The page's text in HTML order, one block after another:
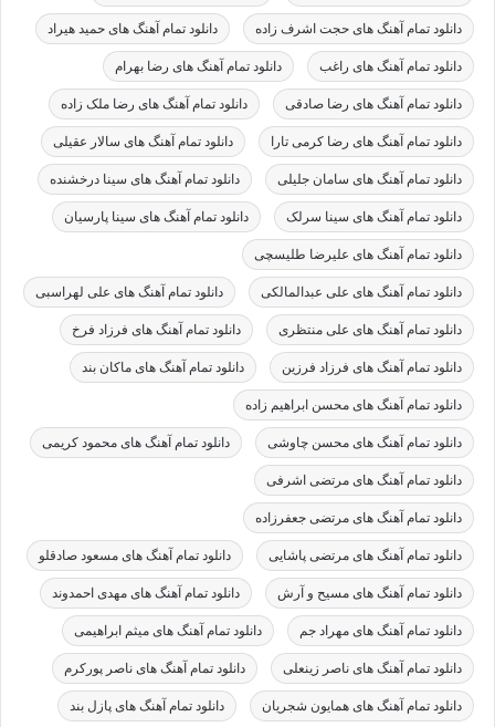
دانلود تمام آهنگ های حجت اشرف زاده دانلود تمام آهنگ های حمید هیراد
دانلود تمام آهنگ های راغب دانلود تمام آهنگ های رضا بهرام
دانلود تمام آهنگ های رضا صادقی دانلود تمام آهنگ های رضا ملک زاده
دانلود تمام آهنگ های رضا کرمی تارا دانلود تمام آهنگ های سالار عقیلی
دانلود تمام آهنگ های سامان جلیلی دانلود تمام آهنگ های سینا درخشنده
دانلود تمام آهنگ های سینا سرلک دانلود تمام آهنگ های سینا پارسیان
دانلود تمام آهنگ های علیرضا طلیسچی
دانلود تمام آهنگ های علی عبدالمالکی دانلود تمام آهنگ های علی لهراسبی
دانلود تمام آهنگ های علی منتظری دانلود تمام آهنگ های فرزاد فرخ
دانلود تمام آهنگ های فرزاد فرزین دانلود تمام آهنگ های ماکان بند
دانلود تمام آهنگ های محسن ابراهیم زاده
دانلود تمام آهنگ های محسن چاوشی دانلود تمام آهنگ های محمود کریمی
دانلود تمام آهنگ های مرتضی اشرفی
دانلود تمام آهنگ های مرتضی جعفرزاده
دانلود تمام آهنگ های مرتضی پاشایی دانلود تمام آهنگ های مسعود صادقلو
دانلود تمام آهنگ های مسیح و آرش دانلود تمام آهنگ های مهدی احمدوند
دانلود تمام آهنگ های مهراد جم دانلود تمام آهنگ های میثم ابراهیمی
دانلود تمام آهنگ های ناصر زینعلی دانلود تمام آهنگ های ناصر پورکرم
دانلود تمام آهنگ های همایون شجریان دانلود تمام آهنگ های پازل بند